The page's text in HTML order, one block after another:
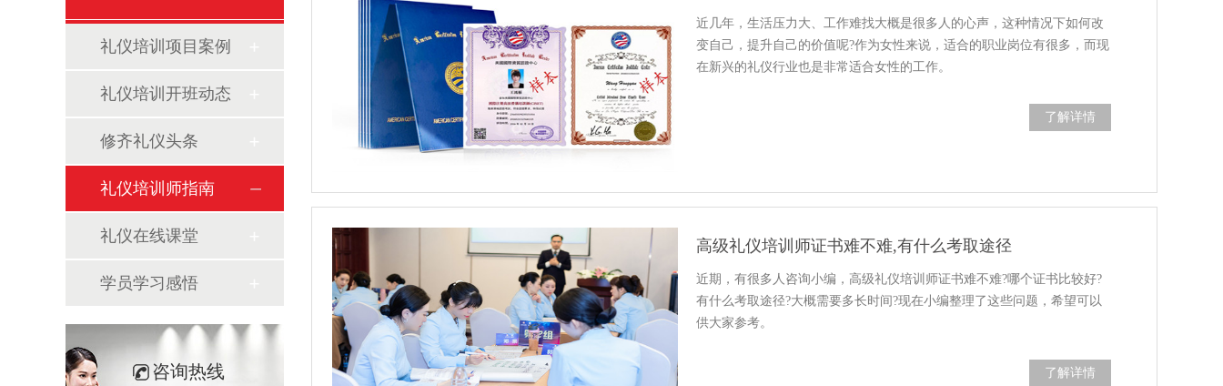
礼仪培训项目案例
礼仪培训开班动态
修齐礼仪头条
礼仪培训师指南
礼仪在线课堂
学员学习感悟
咨询热线
近几年，生活压力大、工作难找大概是很多人的心声，这种情况下如何改
变自己，提升自己的价值呢?作为女性来说，适合的职业岗位有很多，而现
在新兴的礼仪行业也是非常适合女性的工作。
了解详情
高级礼仪培训师证书难不难,有什么考取途径
近期，有很多人咨询小编，高级礼仪培训师证书难不难?哪个证书比较好?
有什么考取途径?大概需要多长时间?现在小编整理了这些问题，希望可以
供大家参考。
了解详情